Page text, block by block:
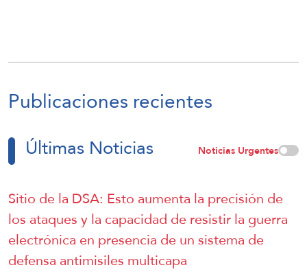
Publicaciones recientes
Últimas Noticias Noticias Urgentes
Sitio de la DSA: Esto aumenta la precisión de
los ataques y la capacidad de resistir la guerra
electrónica en presencia de un sistema de
defensa antimisiles multicapa